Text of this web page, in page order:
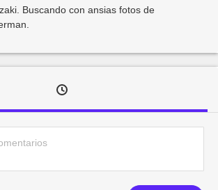
Buscando con ansias fotos de